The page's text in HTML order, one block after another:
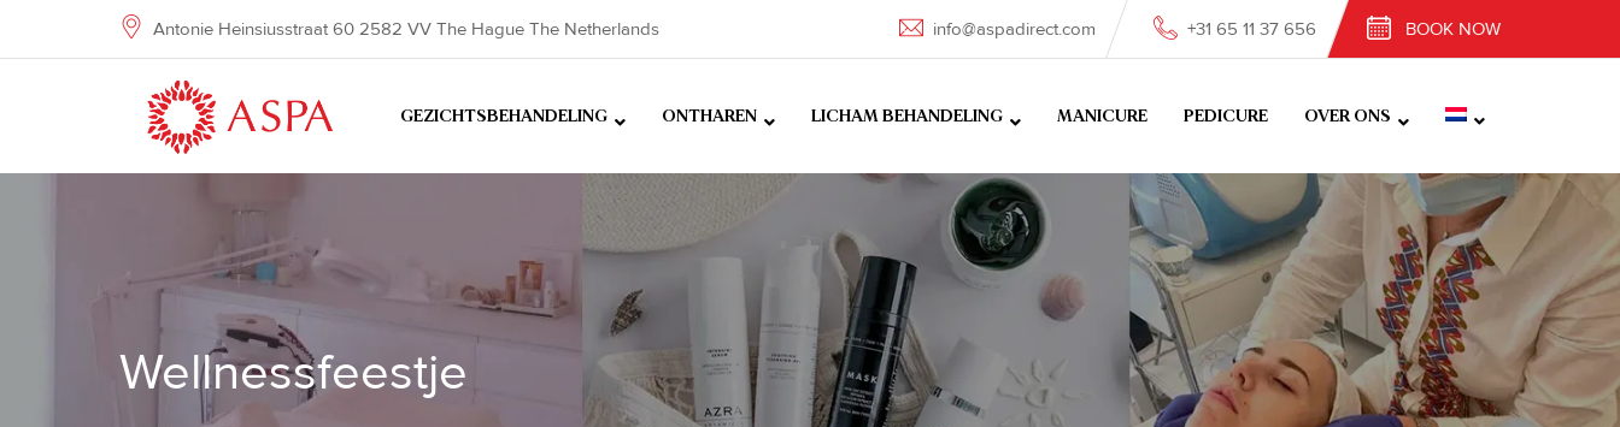
Antonie Heinsiusstraat 60 2582 VV The Hague The Netherlands info@aspadirect.com +31 65 11 37 656 BOOK NOW
GEZICHTSBEHANDELING ONTHAREN LICHAM BEHANDELING MANICURE PEDICURE OVER ONS
Wellnessfeestje